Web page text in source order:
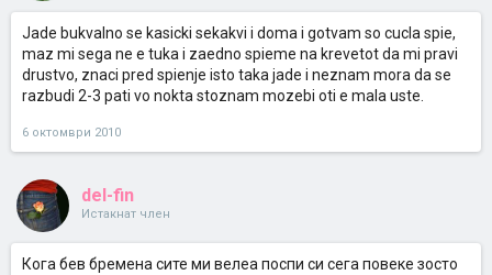
Jade bukvalno se kasicki sekakvi i doma i gotvam so cucla spie,
maz mi sega ne e tuka i zaedno spieme na krevetot da mi pravi
drustvo, znaci pred spienje isto taka jade i neznam mora da se
razbudi 2-3 pati vo nokta stoznam mozebi oti e mala uste.
6 октомври 2010
del-fin
Истакнат член
Кога бев бремена сите ми велеа поспи си сега повеке зосто